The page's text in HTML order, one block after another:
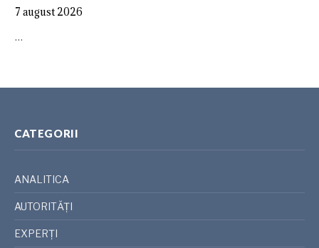
7 august 2026
…
CATEGORII
ANALITICA
AUTORITĂȚI
EXPERȚI